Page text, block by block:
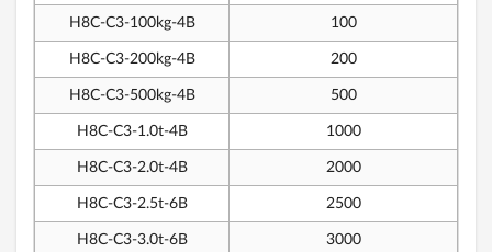
H8C-C3-100kg-4B 100
H8C-C3-200kg-4B 200
H8C-C3-500kg-4B 500
H8C-C3-1.0t-4B 1000
H8C-C3-2.0t-4B 2000
H8C-C3-2.5t-6B 2500
H8C-C3-3.0t-6B 3000